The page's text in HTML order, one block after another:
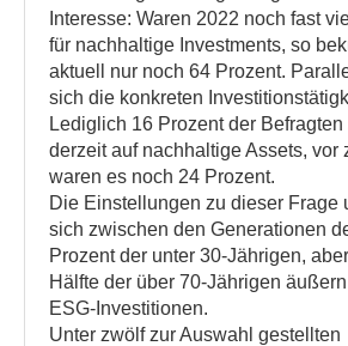
Interesse: Waren 2022 noch fast
für nachhaltige Investments, so
aktuell nur noch 64 Prozent.
sich die konkreten
Lediglich 16 Prozent der Befragten
derzeit auf nachhaltige Assets, vor
waren es noch 24 Prozent.
Die Einstellungen zu dieser Frage
sich zwischen den Generationen
Prozent der unter 30-Jährigen,
Hälfte der über 70-Jährigen
ESG-Investitionen.
Unter zwölf zur Auswahl gestellten